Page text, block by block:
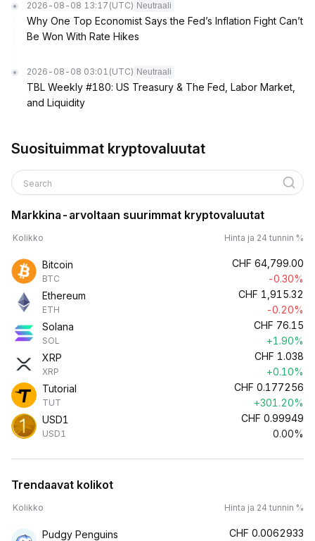
2026-08-08 13:17 (UTC) Neutraali
Why One Top Economist Says the Fed’s Inflation Fight Can’t
Be Won With Rate Hikes
2026-08-08 03:01 (UTC) Neutraali
TBL Weekly #180: US Treasury & The Fed, Labor Market,
and Liquidity
Suosituimmat kryptovaluutat
Search
Markkina-arvoltaan suurimmat kryptovaluutat
Kolikko Hinta ja 24 tunnin %
Bitcoin
BTC
CHF 64,799.00
-0.30%
Ethereum
ETH
CHF 1,915.32
-0.20%
Solana
SOL
CHF 76.15
+1.90%
XRP
XRP
CHF 1.038
+0.10%
Tutorial
TUT
CHF 0.177256
+301.20%
USD1
USD1
CHF 0.99949
0.00%
Trendaavat kolikot
Kolikko Hinta ja 24 tunnin %
Pudgy Penguins CHF 0.0062933